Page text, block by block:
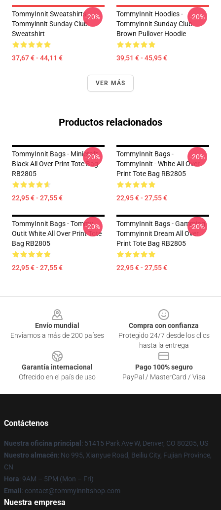
TommyInnit Sweatshirts -
Tommyinnit Sunday Club
Sweatshirt
37,67 € - 44,11 €
-20%
TommyInnit Hoodies -
Tommyinnit Sunday Club
Brown Pullover Hoodie
39,51 € - 45,95 €
-20%
VER MÁS
Productos relacionados
TommyInnit Bags - Minicraft
Black All Over Print Tote Bag
RB2805
22,95 € - 27,55 €
-20%
TommyInnit Bags -
TommyInnit - White All Over
Print Tote Bag RB2805
22,95 € - 27,55 €
-20%
TommyInnit Bags - Tommy
Outit White All Over Print Tote
Bag RB2805
22,95 € - 27,55 €
-20%
TommyInnit Bags - Gamming
Tommyinnit Dream All Over
Print Tote Bag RB2805
22,95 € - 27,55 €
-20%
Envío mundial
Enviamos a más de 200 países
Compra con confianza
Protegido 24/7 desde los clics
hasta la entrega
Garantía internacional
Ofrecido en el país de uso
Pago 100% seguro
PayPal / MasterCard / Visa
Contáctenos
Nuestra oficina principal : 51415 Park Ave W, Denver, CO 80205, US
Nuestro almacén: No 995, Xianyue Road, Beiliu City, Fujian Province,
CN
Hora: 9AM – 5PM (Mon – Fri)
Email : contact@tommyinnitshop.com
Nuestra empresa